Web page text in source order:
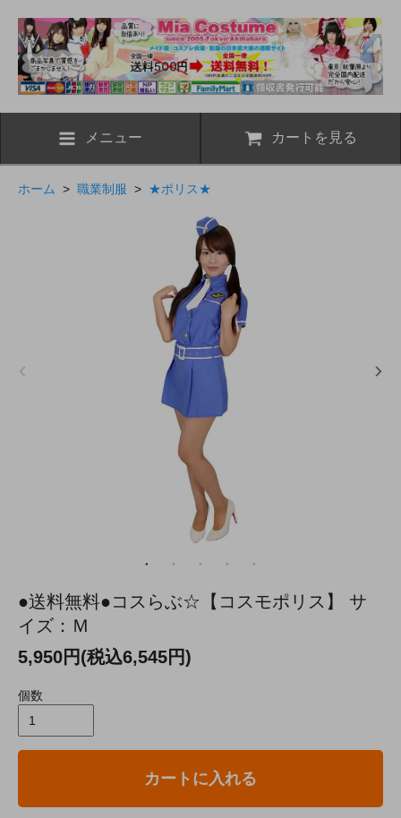
メニュー カートを見る
ホーム > 職業制服 > ★ポリス★
●送料無料●コスらぶ☆【コスモポリス】 サ
イズ：Ｍ
5,950円(税込6,545円)
個数
カートに入れる